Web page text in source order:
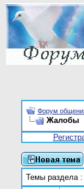
Форум
Жалобы
Темы раздела: